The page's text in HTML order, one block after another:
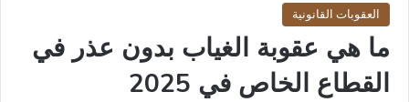
العقوبات القانونية
ما هي عقوبة الغياب بدون عذر في
القطاع الخاص في 2025